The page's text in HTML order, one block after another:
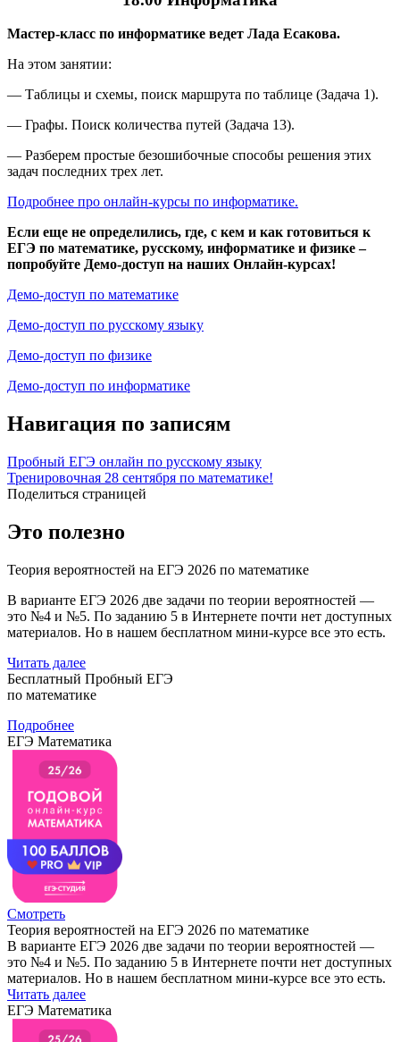
Мастер-класс по информатике ведет Лада Есакова.
На этом занятии:
— Таблицы и схемы, поиск маршрута по таблице (Задача 1).
— Графы. Поиск количества путей (Задача 13).
— Разберем простые безошибочные способы решения этих
задач последних трех лет.
Подробнее про онлайн-курсы по информатике.
Если еще не определились, где, с кем и как готовиться к
ЕГЭ по математике, русскому, информатике и физике –
попробуйте Демо-доступ на наших Онлайн-курсах!
Демо-доступ по математике
Демо-доступ по русскому языку
Демо-доступ по физике
Демо-доступ по информатике
Навигация по записям
Пробный ЕГЭ онлайн по русскому языку
Тренировочная 28 сентября по математике!
Поделиться страницей
Это полезно
Теория вероятностей на ЕГЭ 2026 по математике
В варианте ЕГЭ 2026 две задачи по теории вероятностей —
это №4 и №5. По заданию 5 в Интернете почти нет доступных
материалов. Но в нашем бесплатном мини-курсе все это есть.
Читать далее
Бесплатный Пробный ЕГЭ
по математике
Подробнее
ЕГЭ Математика
Смотреть
Теория вероятностей на ЕГЭ 2026 по математике
В варианте ЕГЭ 2026 две задачи по теории вероятностей —
это №4 и №5. По заданию 5 в Интернете почти нет доступных
материалов. Но в нашем бесплатном мини-курсе все это есть.
Читать далее
ЕГЭ Математика